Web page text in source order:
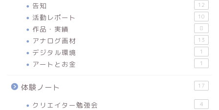
告知 12
活動レポート 10
作品・実績 8
アナログ画材 13
デジタル環境 1
アートとお金 1
体験ノート 17
クリエイター勉強会 4